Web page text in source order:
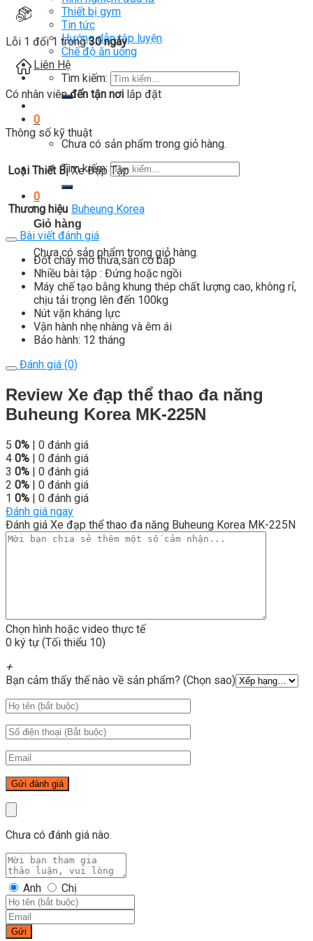
Thiết bị gym
Tin tức
Hướng dẫn tập luyện
Chế độ ăn uống
Liên Hệ
Tìm kiếm:
0
Chưa có sản phẩm trong giỏ hàng.
Tìm kiếm:
0
Giỏ hàng
Chưa có sản phẩm trong giỏ hàng.
Lỗi 1 đổi 1 trong30 ngày
Có nhân viênđến tận nơi lắp đặt
Thông số kỹ thuật
Loại Thiết Bị Xe Đạp Tập
Thương hiệu Buheung Korea
Bài viết đánh giá
Đốt cháy mỡ thừa,săn cơ bắp
Nhiều bài tập : Đứng hoặc ngồi
Máy chế tạo bằng khung thép chất lượng cao, không rỉ,
chịu tải trọng lên đến 100kg
Nút vặn kháng lực
Vận hành nhẹ nhàng và êm ái
Bảo hành: 12 tháng
Đánh giá (0)
Review Xe đạp thể thao đa năng
Buheung Korea MK-225N
5 0% | 0 đánh giá
4 0% | 0 đánh giá
3 0% | 0 đánh giá
2 0% | 0 đánh giá
1 0% | 0 đánh giá
Đánh giá ngay
Đánh giá Xe đạp thể thao đa năng Buheung Korea MK-225N
Chọn hình hoặc video thực tế
0 ký tự (Tối thiểu 10)
+
Bạn cảm thấy thế nào về sản phẩm? (Chọn sao)
Chưa có đánh giá nào.
Anh Chị
Gửi